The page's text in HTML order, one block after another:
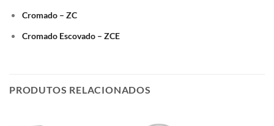
Cromado – ZC
Cromado Escovado – ZCE
PRODUTOS RELACIONADOS